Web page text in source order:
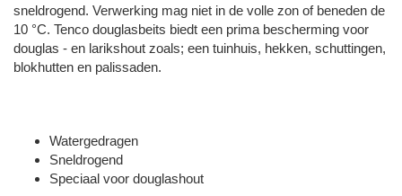
sneldrogend. Verwerking mag niet in de volle zon of beneden de
10 °C. Tenco douglasbeits biedt een prima bescherming voor
douglas - en larikshout zoals; een tuinhuis, hekken, schuttingen,
blokhutten en palissaden.
Watergedragen
Sneldrogend
Speciaal voor douglashout